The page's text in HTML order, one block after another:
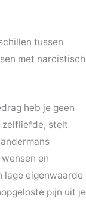
tussen
met narcistisch
heb je geen
zelfliefde, stelt
en
lage eigenwaarde
pijn uit je